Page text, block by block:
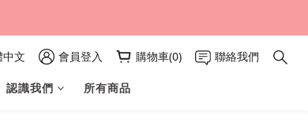
中文 會員登入 購物車(0) 聯絡我們
認識我們 所有商品